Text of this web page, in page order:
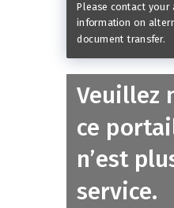
Please contact
information on
document transfer.
Veuillez
ce
n’est
service.